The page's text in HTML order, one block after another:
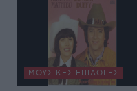
ΜΟΥΣΙΚΈΣ ΕΠΙΛΟΓΈΣ